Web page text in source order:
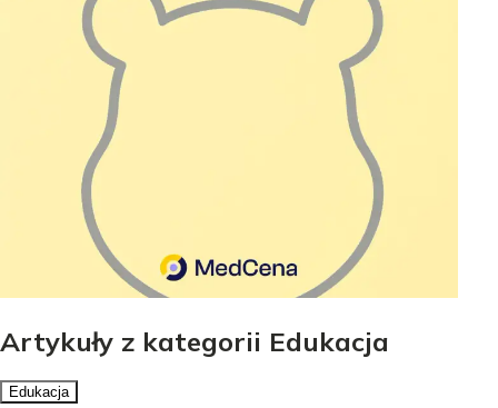
Artykuły z kategorii Edukacja
Edukacja